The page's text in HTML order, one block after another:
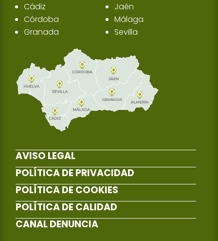
Cádiz
Córdoba
Granada
Jaén
Málaga
Sevilla
AVISO LEGAL
POLÍTICA DE PRIVACIDAD
POLÍTICA DE COOKIES
POLÍTICA DE CALIDAD
CANAL DENUNCIA